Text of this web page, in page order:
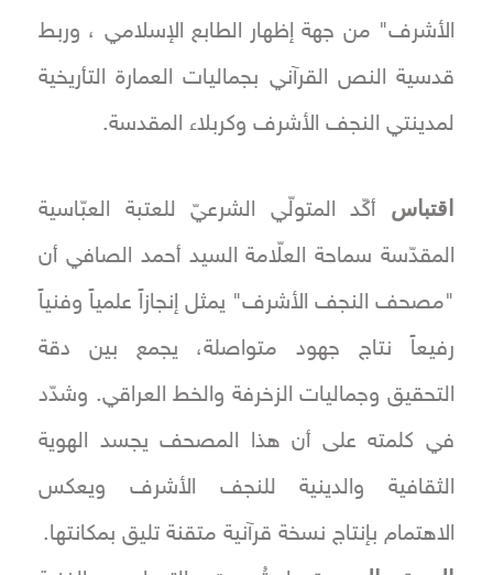
الأشرف" من جهة إظهار الطابع الإسلامي ، وربط
قدسية النص القرآني بجماليات العمارة التأريخية
لمدينتي النجف الأشرف وكربلاء المقدسة.
اقتباس أكّد المتولّي الشرعيّ للعتبة العبّاسية
المقدّسة سماحة العلّامة السيد أحمد الصافي أن
"مصحف النجف الأشرف" يمثل إنجازاً علمياً وفنياً
رفيعاً نتاج جهود متواصلة، يجمع بين دقة
التحقيق وجماليات الزخرفة والخط العراقي. وشدّد
في كلمته على أن هذا المصحف يجسد الهوية
الثقافية والدينية للنجف الأشرف ويعكس
الاهتمام بإنتاج نسخة قرآنية متقنة تليق بمكانتها.